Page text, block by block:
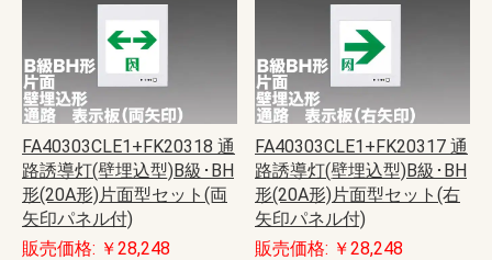
FA40303CLE1+FK20318 通
路誘導灯(壁埋込型)B級･BH
形(20A形)片面型セット(両
矢印パネル付)
販売価格: ￥28,248
FA40303CLE1+FK20317 通
路誘導灯(壁埋込型)B級･BH
形(20A形)片面型セット(右
矢印パネル付)
販売価格: ￥28,248